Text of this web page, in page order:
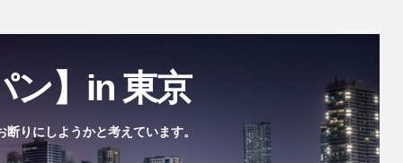
ン】in 東京
りにしようかと考えています。